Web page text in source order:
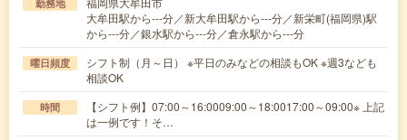
勤務地
大牟田駅から---分／新大牟田駅から---分／新栄町(福岡県)駅
から---分／銀水駅から---分／倉永駅から---分
曜日頻度
シフト制（月～日） ※平日のみなどの相談もOK ※週3なども
相談OK
時間
【シフト例】07:00～16:0009:00～18:0017:00～09:00※ 上記
は一例です！そ…